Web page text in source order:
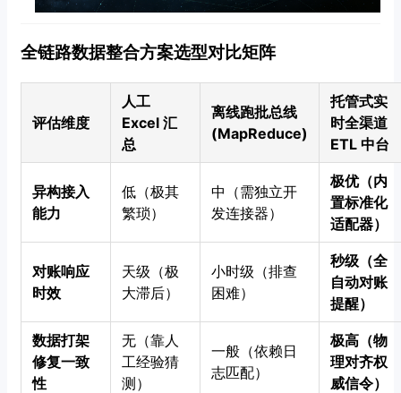
全链路数据整合方案选型对比矩阵
评估维度
人工
Excel 汇
总
离线跑批总线
(MapReduce)
托管式实
时全渠道
ETL 中台
异构接入
能力
低（极其
繁琐）
中（需独立开
发连接器）
极优（内
置标准化
适配器）
对账响应
时效
天级（极
大滞后）
小时级（排查
困难）
秒级（全
自动对账
提醒）
数据打架
修复一致
性
无（靠人
工经验猜
测）
一般（依赖日
志匹配）
极高（物
理对齐权
威信令）